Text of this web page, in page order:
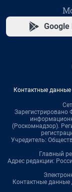
Google
Контактные
Зарегистрировано
(Роскомнадзор).
Учредитель:
Главный
Адрес редакции:
Контактные данные